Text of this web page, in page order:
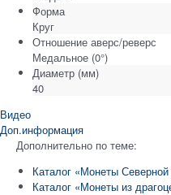
Форма
Круг
Отношение аверс/реверс
Медальное (0°)
Диаметр (мм)
40
Видео
Доп.информация
Дополнительно по теме:
Каталог «Монеты
Каталог «Монеты из